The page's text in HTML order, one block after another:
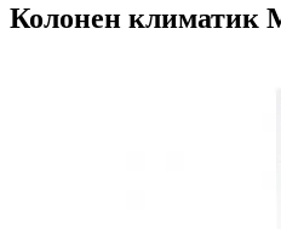
Колонен климатик